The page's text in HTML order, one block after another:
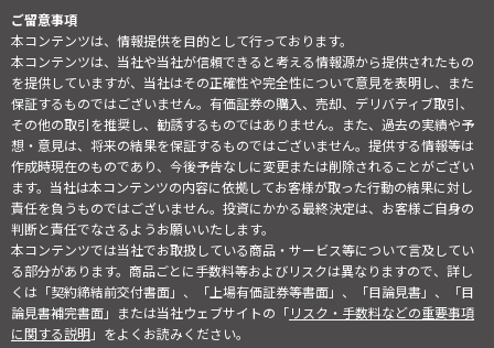
ご留意事項
本コンテンツは、情報提供を目的として行っております。
本コンテンツは、当社や当社が信頼できると考える情報源から提供されたもの
を提供していますが、当社はその正確性や完全性について意見を表明し、また
保証するものではございません。有価証券の購入、売却、デリバティブ取引、
その他の取引を推奨し、勧誘するものではありません。また、過去の実績や予
想・意見は、将来の結果を保証するものではございません。提供する情報等は
作成時現在のものであり、今後予告なしに変更または削除されることがござい
ます。当社は本コンテンツの内容に依拠してお客様が取った行動の結果に対し
責任を負うものではございません。投資にかかる最終決定は、お客様ご自身の
判断と責任でなさるようお願いいたします。
本コンテンツでは当社でお取扱している商品・サービス等について言及してい
る部分があります。商品ごとに手数料等およびリスクは異なりますので、詳し
くは「契約締結前交付書面」、「上場有価証券等書面」、「目論見書」、「目
論見書補完書面」または当社ウェブサイトの「リスク・手数料などの重要事項
に関する説明」をよくお読みください。